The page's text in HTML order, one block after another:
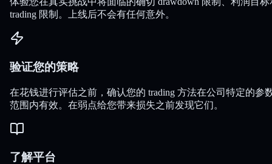
trading 限制。上线后不会有任何意外。
验证您的策略
在花钱进行评估之前，确认您的 trading 方法在公司特定的参
范围内有效。在弱点给您带来损失之前发现它们。
了解平台